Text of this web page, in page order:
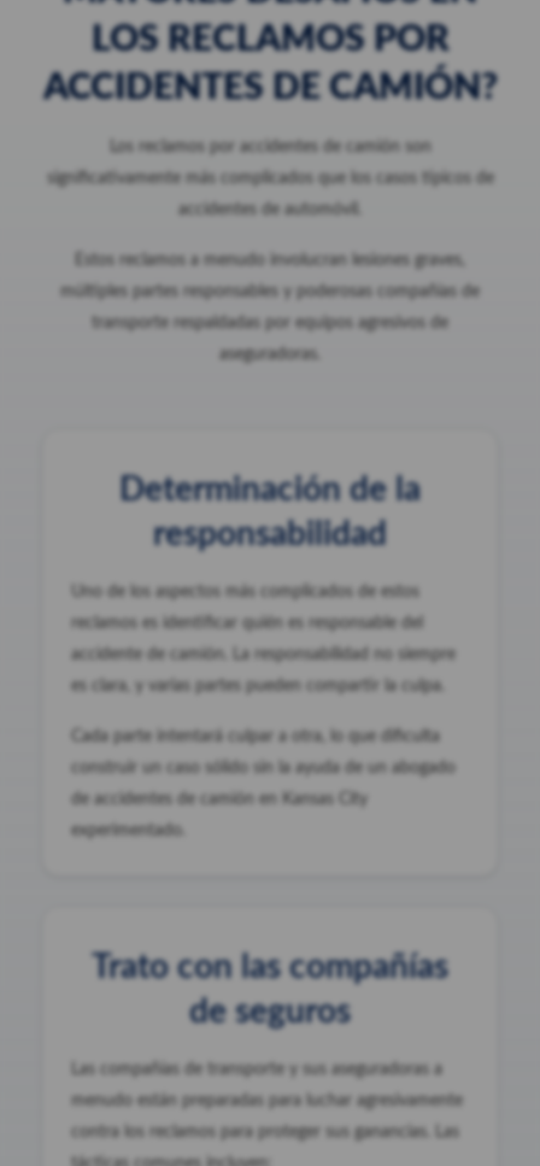
LOS RECLAMOS POR
ACCIDENTES DE CAMIÓN?
Los reclamos por accidentes de camión son
significativamente más complicados que los casos típicos de
accidentes de automóvil.
Estos reclamos a menudo involucran lesiones graves,
múltiples partes responsables y poderosas compañías de
transporte respaldadas por equipos agresivos de
aseguradoras.
Determinación de la
responsabilidad
Uno de los aspectos más complicados de estos
reclamos es identificar quién es responsable del
accidente de camión. La responsabilidad no siempre
es clara, y varias partes pueden compartir la culpa.
Cada parte intentará culpar a otra, lo que dificulta
construir un caso sólido sin la ayuda de un abogado
de accidentes de camión en Kansas City
experimentado.
Trato con las compañías
de seguros
Las compañías de transporte y sus aseguradoras a
menudo están preparadas para luchar agresivamente
contra los reclamos para proteger sus ganancias. Las